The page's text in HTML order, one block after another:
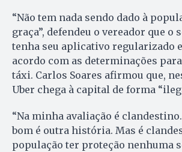
“Não tem nada sendo dado à
graça”, defendeu o vereador que o
tenha seu aplicativo regularizado
acordo com as determinações
táxi. Carlos Soares afirmou que,
Uber chega à capital de forma
“Na minha avaliação é
bom é outra história. Mas é
população ter proteção nenhuma